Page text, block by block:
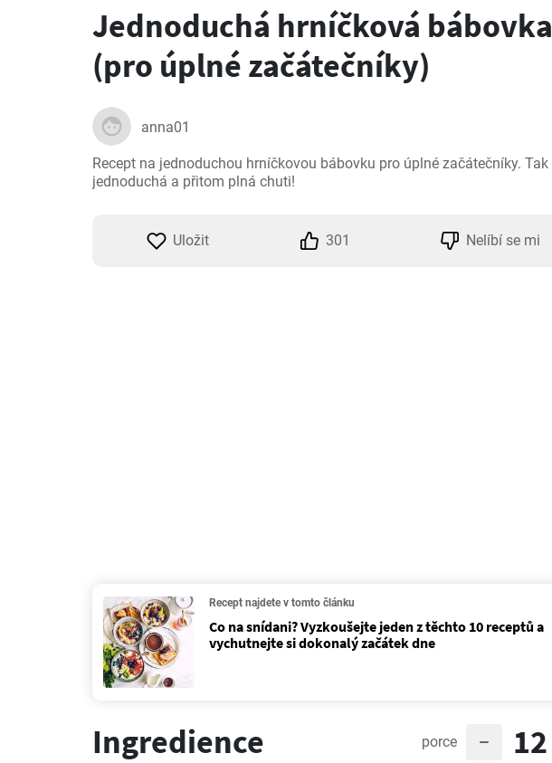
Jednoduchá hrníčková bábovka
(pro úplné začátečníky)
anna01
Recept na jednoduchou hrníčkovou bábovku pro úplné začátečníky. Tak
jednoduchá a přitom plná chuti!
Uložit 301 Nelíbí se mi
Recept najdete v tomto článku
Co na snídani? Vyzkoušejte jeden z těchto 10 receptů a
vychutnejte si dokonalý začátek dne
Ingredience porce 12